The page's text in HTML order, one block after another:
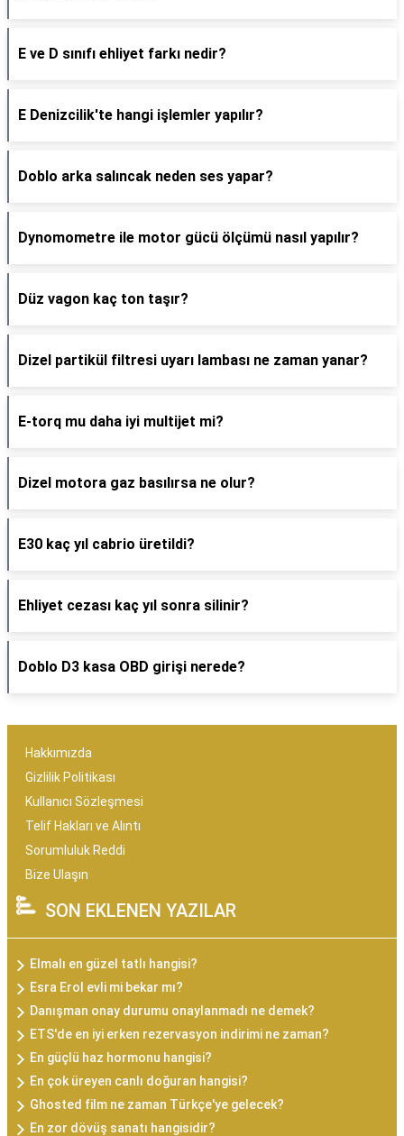
E ve D sınıfı ehliyet farkı nedir?
E Denizcilik'te hangi işlemler yapılır?
Doblo arka salıncak neden ses yapar?
Dynomometre ile motor gücü ölçümü nasıl yapılır?
Düz vagon kaç ton taşır?
Dizel partikül filtresi uyarı lambası ne zaman yanar?
E-torq mu daha iyi multijet mi?
Dizel motora gaz basılırsa ne olur?
E30 kaç yıl cabrio üretildi?
Ehliyet cezası kaç yıl sonra silinir?
Doblo D3 kasa OBD girişi nerede?
Hakkımızda
Gizlilik Politikası
Kullanıcı Sözleşmesi
Telif Hakları ve Alıntı
Sorumluluk Reddi
Bize Ulaşın
SON EKLENEN YAZILAR
Elmalı en güzel tatlı hangisi?
Esra Erol evli mi bekar mı?
Danışman onay durumu onaylanmadı ne demek?
ETS'de en iyi erken rezervasyon indirimi ne zaman?
En güçlü haz hormonu hangisi?
En çok üreyen canlı doğuran hangisi?
Ghosted film ne zaman Türkçe'ye gelecek?
En zor dövüş sanatı hangisidir?